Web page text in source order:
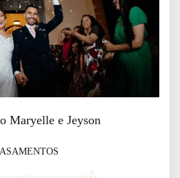
Maryelle e Jeyson